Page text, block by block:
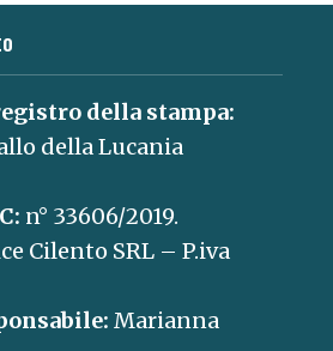
della stampa:
della Lucania
n° 33606/2019.
Cilento SRL – P.iva
Marianna